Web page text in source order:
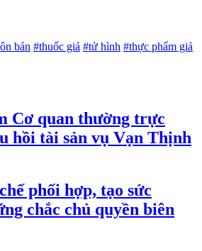
bán #thuốc giả #tử hình #thực phẩm giả
Cơ quan thường trực
hồi tài sản vụ Vạn Thịnh
phối hợp, tạo sức
chắc chủ quyền biên